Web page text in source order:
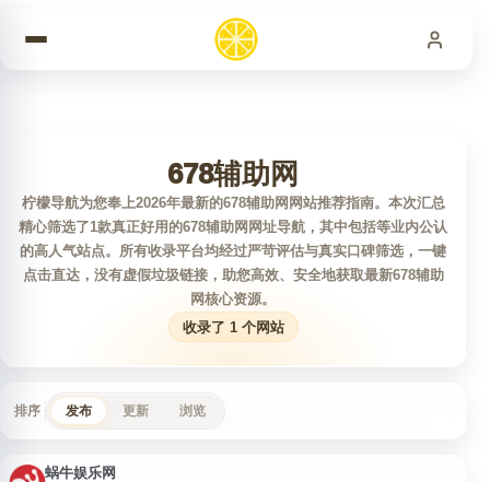
678辅助网
柠檬导航为您奉上2026年最新的678辅助网网站推荐指南。本次汇总
精心筛选了1款真正好用的678辅助网网址导航，其中包括等业内公认
的高人气站点。所有收录平台均经过严苛评估与真实口碑筛选，一键
点击直达，没有虚假垃圾链接，助您高效、安全地获取最新678辅助
网核心资源。
收录了 1 个网站
排序 发布 更新 浏览
蜗牛娱乐网